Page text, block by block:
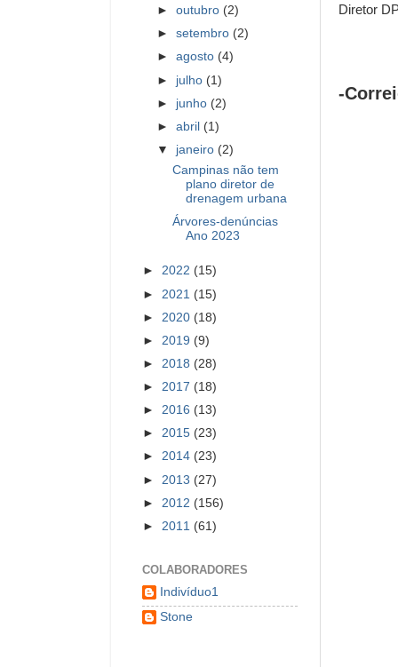
Diretor
-
►outubro (2)
►setembro (2)
►agosto (4)
► julho (1)
► junho (2)
►abril (1)
▼ janeiro (2)
Campinas não tem
plano diretor de
drenagem urbana
Árvores-denúncias
Ano 2023
► 2022 (15)
► 2021 (15)
► 2020 (18)
► 2019 (9)
► 2018 (28)
► 2017 (18)
► 2016 (13)
► 2015 (23)
► 2014 (23)
► 2013 (27)
► 2012 (156)
► 2011 (61)
COLABORADORES
Indivíduo1
Stone